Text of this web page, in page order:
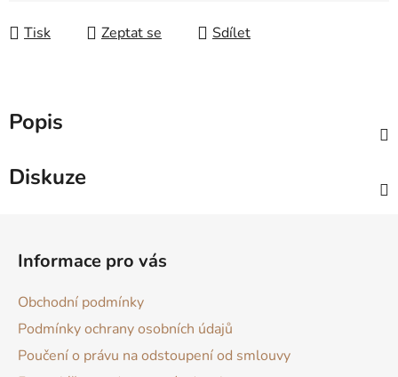
Tisk Zeptat se Sdílet
Popis
Diskuze
Informace pro vás
Obchodní podmínky
Podmínky ochrany osobních údajů
Poučení o právu na odstoupení od smlouvy